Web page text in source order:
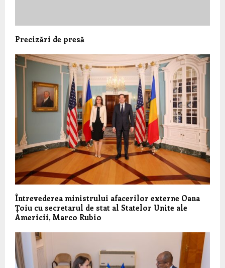
Precizări de presă
Întrevederea ministrului afacerilor externe Oana
Țoiu cu secretarul de stat al Statelor Unite ale
Americii, Marco Rubio